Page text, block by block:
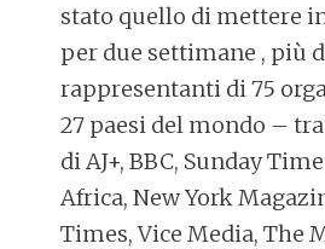
stato quello di mettere
per due settimane , più
rappresentanti di 75
27 paesi del mondo –
di AJ+, BBC, Sunday
Africa, New York
Times, Vice Media, The